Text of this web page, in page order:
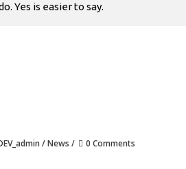
Yes is easier to say.
News
0 Comments